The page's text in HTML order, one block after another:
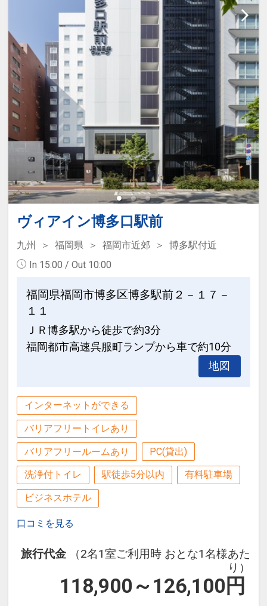
ヴィアイン博多口駅前
九州 福岡県 福岡市近郊
博多駅付近
In 15:00 / Out 10:00
福岡県福岡市博多区博多駅前２－１７－
１１
ＪＲ博多駅から徒歩で約3分
福岡都市高速呉服町ランプから車で約10分
地図
インターネットができる
バリアフリートイレあり
バリアフリールームあり PC(貸出)
洗浄付トイレ 駅徒歩5分以内 有料駐車場
ビジネスホテル
口コミを見る
旅行代金
（2名1室ご利用時 おとな1名様あた
り）
118,900～126,100 円